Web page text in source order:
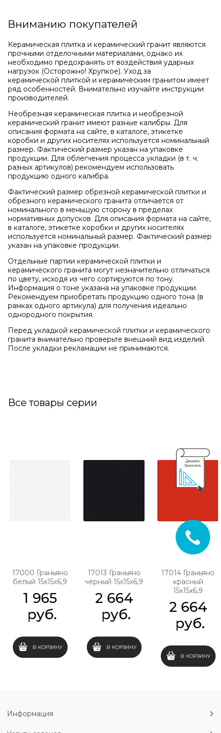
Вниманию покупателей
Керамическая плитка и керамический гранит являются
прочными отделочными материалами, однако их
необходимо предохранять от воздействия ударных
нагрузок (Осторожно! Хрупкое). Уход за
керамической плиткой и керамическим гранитом имеет
ряд особенностей. Внимательно изучайте инструкции
производителей.
Необрезная керамическая плитка и необрезной
керамический гранит имеют разные калибры. Для
описания формата на сайте, в каталоге, этикетке
коробки и других носителях используется номинальный
размер. Фактический размер указан на упаковке
продукции. Для облегчения процесса укладки (в т. ч.
разных артикулов) рекомендуем использовать
продукцию одного калибра.
Фактический размер обрезной керамической плитки и
обрезного керамического гранита отличается от
номинального в меньшую сторону в пределах
нормативных допусков. Для описания формата на сайте,
в каталоге, этикетке коробки и других носителях
используется номинальный размер. Фактический размер
указан на упаковке продукции.
Отдельные партии керамической плитки и
керамического гранита могут незначительно отличаться
по цвету, исходя из чего сортируются по тону.
Информация о тоне указана на упаковке продукции.
Рекомендуем приобретать продукцию одного тона (в
рамках одного артикула) для получения идеально
однородного покрытия.
Перед укладкой керамической плитки и керамического
гранита внимательно проверьте внешний вид изделий.
После укладки рекламации не принимаются.
Все товары серии
17000 Граньяно
белый 15х15х6,9
1 965
руб.
В КОРЗИНУ
17013 Граньяно
чёрный 15х15х6,9
2 664
руб.
В КОРЗИНУ
17014 Граньяно
красный
15х15х6,9
2 664
руб.
В КОРЗИНУ
Информация